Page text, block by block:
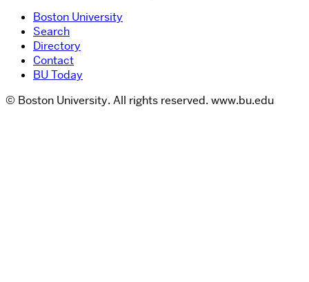
Boston University
Search
Directory
Contact
BU Today
© Boston University. All rights reserved. www.bu.edu